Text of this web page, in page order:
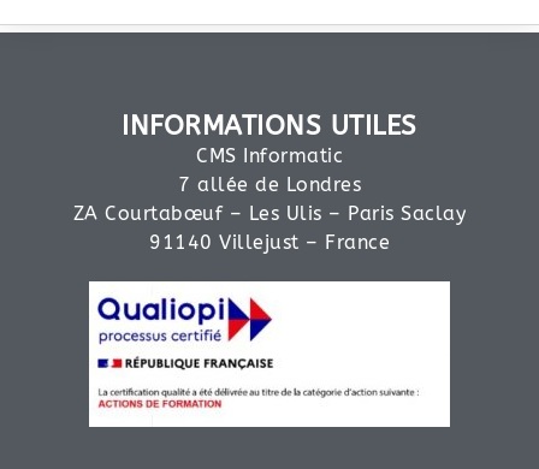
INFORMATIONS UTILES
CMS Informatic
7 allée de Londres
ZA Courtabœuf – Les Ulis – Paris Saclay
91140 Villejust – France